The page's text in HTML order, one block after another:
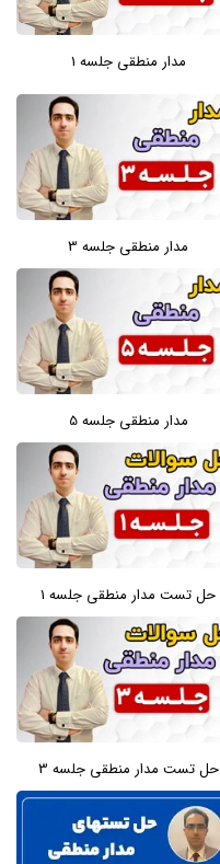
مدار منطقی جلسه 1
مدار منطقی جلسه 3
مدار منطقی جلسه 5
حل تست مدار منطقی جلسه 1
حل تست مدار منطقی جلسه 3